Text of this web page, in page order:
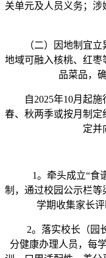
关单元及人员义务；
（二）因地制宜立
地域可融入核桃、红
品菜品，
自2025年10月起施
春、秋两季或按月制
定并
1。牵头成立“食
制，通过校园公示栏
学期收集家长
2。落实校长（园长
分健康办理人员，每